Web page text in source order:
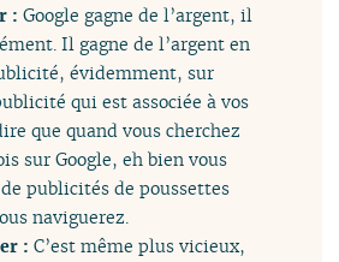
:Google gagne de l’argent, il
Il gagne de l’argent en
évidemment, sur
qui est associée à vos
que quand vous cherchez
sur Google, eh bien vous
publicités de poussettes
naviguerez.
:C’est même plus vicieux,